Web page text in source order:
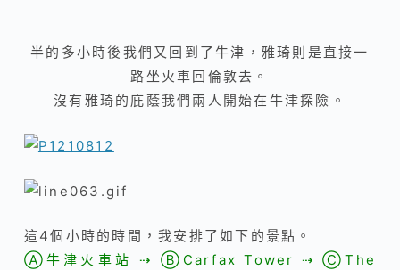
半的多小時後我們又回到了牛津， 雅琦則是直接一
路坐火車回倫敦去。
沒有雅琦的庇蔭我們兩人開始在牛津探險。
這4個小時的時間，我安排了如下的景點。
Ⓐ牛津火車站 ⇢ ⒷCarfax Tower ⇢ⒸThe